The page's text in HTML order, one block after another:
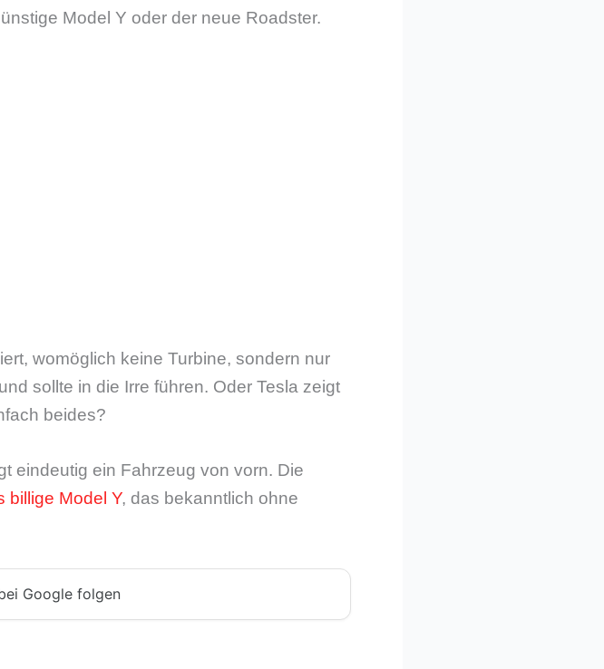
Model Y oder der neue Roadster.
womöglich keine Turbine, sondern nur
sollte in die Irre führen. Oder Tesla zeigt
beides?
eindeutig ein Fahrzeug von vorn. Die
billige Model Y, das bekanntlich ohne
Google folgen